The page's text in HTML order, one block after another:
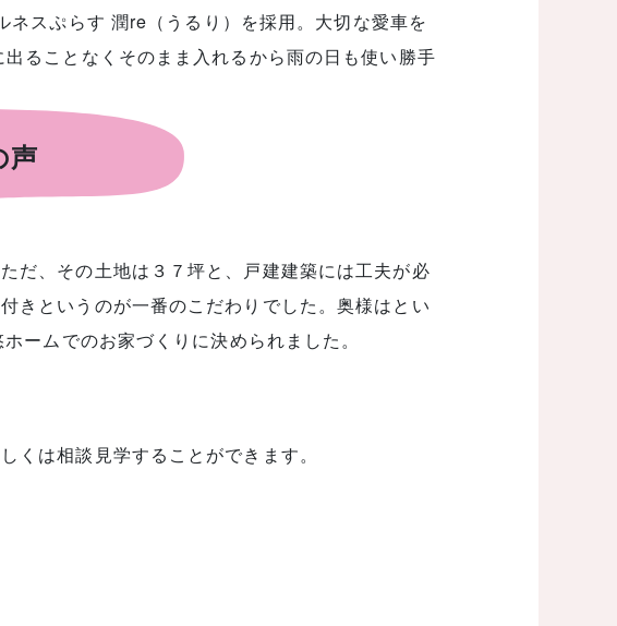
スぷらす 潤re（うるり）を採用。大切な愛車を
ることなくそのまま入れるから雨の日も使い勝手
声
だ、その土地は３７坪と、戸建建築には工夫が必
きというのが一番のこだわりでした。奥様はとい
ームでのお家づくりに決められました。
くは相談見学することができます。